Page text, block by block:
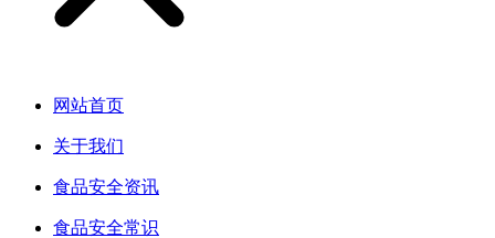
网站首页
关于我们
食品安全资讯
食品安全常识